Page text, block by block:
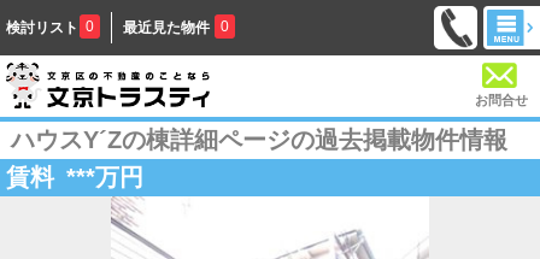
検討リスト 0 最近見た物件 0
お問合せ
ハウスY´Zの棟詳細ページの過去掲載物件情報
賃料 ***万円